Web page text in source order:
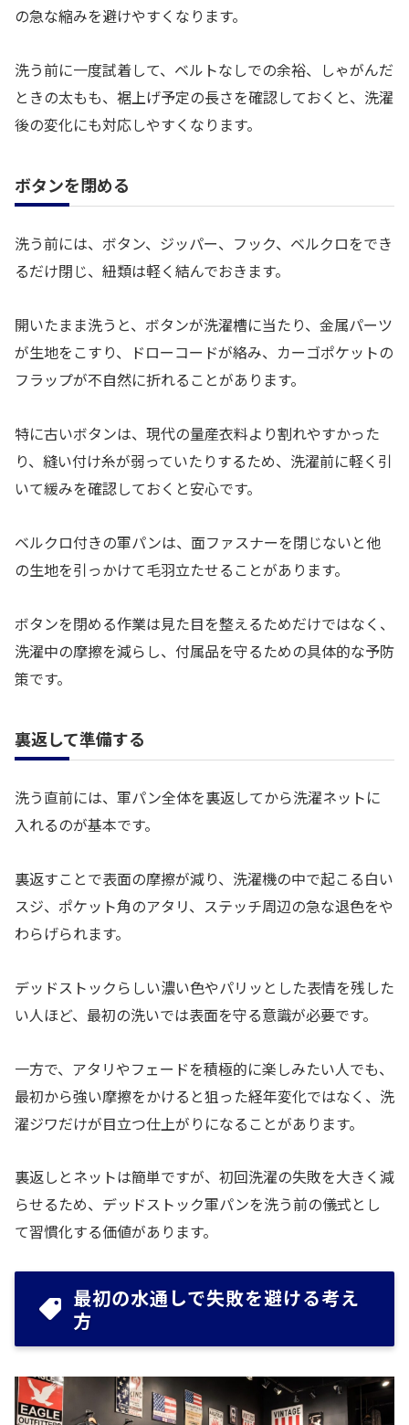
の急な縮みを避けやすくなります。
洗う前に一度試着して、ベルトなしでの余裕、しゃがんだ
ときの太もも、裾上げ予定の長さを確認しておくと、洗濯
後の変化にも対応しやすくなります。
ボタンを閉める
洗う前には、ボタン、ジッパー、フック、ベルクロをでき
るだけ閉じ、紐類は軽く結んでおきます。
開いたまま洗うと、ボタンが洗濯槽に当たり、金属パーツ
が生地をこすり、ドローコードが絡み、カーゴポケットの
フラップが不自然に折れることがあります。
特に古いボタンは、現代の量産衣料より割れやすかった
り、縫い付け糸が弱っていたりするため、洗濯前に軽く引
いて緩みを確認しておくと安心です。
ベルクロ付きの軍パンは、面ファスナーを閉じないと他
の生地を引っかけて毛羽立たせることがあります。
ボタンを閉める作業は見た目を整えるためだけではなく、
洗濯中の摩擦を減らし、付属品を守るための具体的な予防
策です。
裏返して準備する
洗う直前には、軍パン全体を裏返してから洗濯ネットに
入れるのが基本です。
裏返すことで表面の摩擦が減り、洗濯機の中で起こる白い
スジ、ポケット角のアタリ、ステッチ周辺の急な退色をや
わらげられます。
デッドストックらしい濃い色やパリッとした表情を残した
い人ほど、最初の洗いでは表面を守る意識が必要です。
一方で、アタリやフェードを積極的に楽しみたい人でも、
最初から強い摩擦をかけると狙った経年変化ではなく、洗
濯ジワだけが目立つ仕上がりになることがあります。
裏返しとネットは簡単ですが、初回洗濯の失敗を大きく減
らせるため、デッドストック軍パンを洗う前の儀式とし
て習慣化する価値があります。
最初の水通しで失敗を避ける考え
方